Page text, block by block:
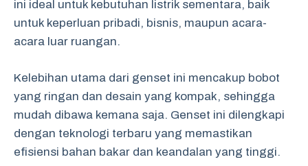
ini ideal untuk kebutuhan listrik sementara, baik
untuk keperluan pribadi, bisnis, maupun acara-
acara luar ruangan.
Kelebihan utama dari genset ini mencakup bobot
yang ringan dan desain yang kompak, sehingga
mudah dibawa kemana saja. Genset ini dilengkapi
dengan teknologi terbaru yang memastikan
efisiensi bahan bakar dan keandalan yang tinggi.